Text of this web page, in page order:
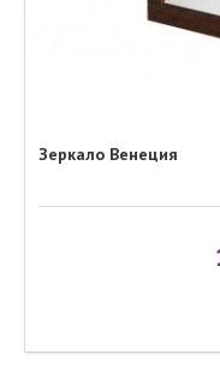
Зеркало Венеция